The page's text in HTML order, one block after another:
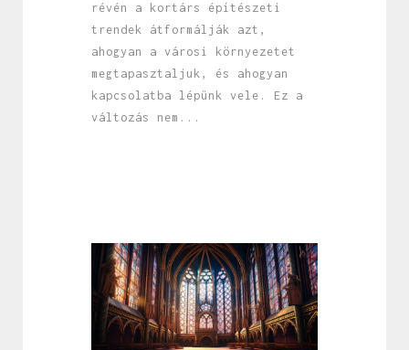
révén a kortárs építészeti
trendek átformálják azt,
ahogyan a városi környezetet
megtapasztaljuk, és ahogyan
kapcsolatba lépünk vele. Ez a
változás nem...